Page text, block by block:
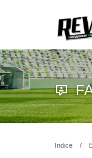
Indice